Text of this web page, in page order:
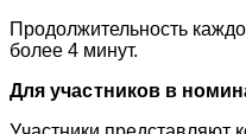
Продолжительность
более 4 минут.
Для участников в